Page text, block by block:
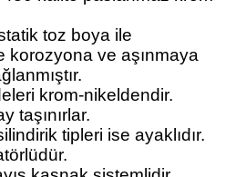
toz boya ile
korozyona ve aşınmaya
krom-nikeldendir.
taşınırlar.
tipleri ise ayaklıdır.